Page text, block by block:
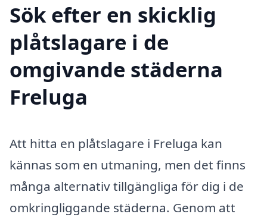
Sök efter en skicklig
plåtslagare i de
omgivande städerna
Freluga
Att hitta en plåtslagare i Freluga kan
kännas som en utmaning, men det finns
många alternativ tillgängliga för dig i de
omkringliggande städerna. Genom att